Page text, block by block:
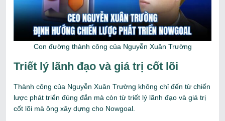
Con đường thành công của Nguyễn Xuân Trường
Triết lý lãnh đạo và giá trị cốt lõi
Thành công của Nguyễn Xuân Trường không chỉ đến từ chiến
lược phát triển đúng đắn mà còn từ triết lý lãnh đạo và giá trị
cốt lõi mà ông xây dựng cho Nowgoal.